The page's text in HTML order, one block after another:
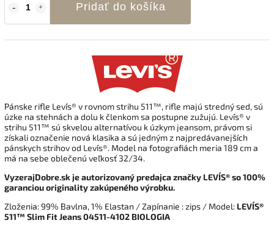
Pridať do košíka
Pánske rifle Levi´s® v rovnom strihu 511™, rifle majú stredný sed, sú
úzke na stehnách a dolu k členkom sa postupne zužujú. Levi´s® v
strihu 511™ sú skvelou alternatívou k úzkym jeansom, právom si
získali označenie nová klasika a sú jedným z najpredávanejších
pánskych strihov od Levi´s®. Model na fotografiách meria 189 cm a
má na sebe oblečenú veľkosť 32/34.
VyzerajDobre.sk je autorizovaný predajca značky LEVI´S® so 100%
garanciou originality zakúpeného výrobku.
Zloženia: 99% Bavlna, 1% Elastan / Zapínanie : zips / Model: LEVI´S®
511™ Slim Fit Jeans 04511-4102 BIOLOGIA